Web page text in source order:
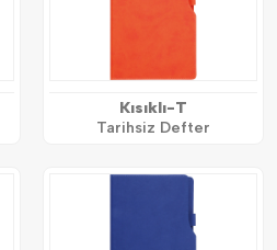
Kısıklı-T
Tarihsiz Defter